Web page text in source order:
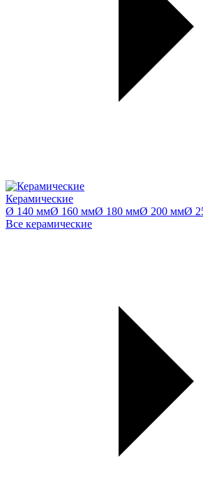
Керамические
Ø 140 ммØ 160 ммØ 180 ммØ 200 ммØ
Все керамические